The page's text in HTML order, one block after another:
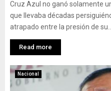
Cruz Azul no ganó solamente
que llevaba décadas
atrapado entre la presión de su...
Read more
Nacional